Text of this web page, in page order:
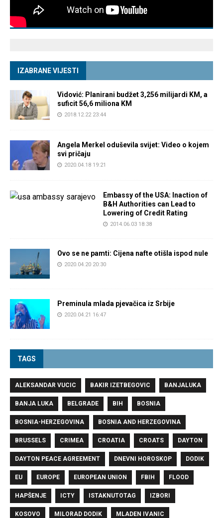
IZABRANE VIJESTI
Vidović: Planirani budžet 3,256 milijardi KM, a
suficit 56,6 miliona KM
2018.12.22 23:44
Angela Merkel oduševila svijet: Video o kojem
svi pričaju
2020.04.18 19:21
Embassy of the USA: Inaction of
B&H Authorities can Lead to
Lowering of Credit Rating
2014.06.03 18:38
Ovo se ne pamti: Cijena nafte otišla ispod nule
2020.04.20 20:30
Preminula mlada pjevačica iz Srbije
2020.04.21 16:47
TAGS
ALEKSANDAR VUCIC BAKIR IZETBEGOVIC BANJALUKA
BANJA LUKA BELGRADE BIH BOSNIA
BOSNIA-HERZEGOVINA BOSNIA AND HERZEGOVINA
BRUSSELS CRIMEA CROATIA CROATS DAYTON
DAYTON PEACE AGREEMENT DNEVNI HOROSKOP DODIK
EU EUROPE EUROPEAN UNION FBIH FLOOD
HAPŠENJE ICTY ISTAKNUTOTAG IZBORI
KOSOVO MILORAD DODIK MLADEN IVANIC